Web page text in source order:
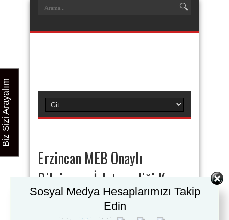
Erzincan MEB Onaylı
Bilgisayar İşletmenliği Kursu
DETAYLI BİLGİ İÇİN
09:00 – 19:00 SAATLERİ ARASINDA İLETİŞİM
Sosyal Medya Hesaplarımızı Takip
Edin
Biz Sizi Arayalım